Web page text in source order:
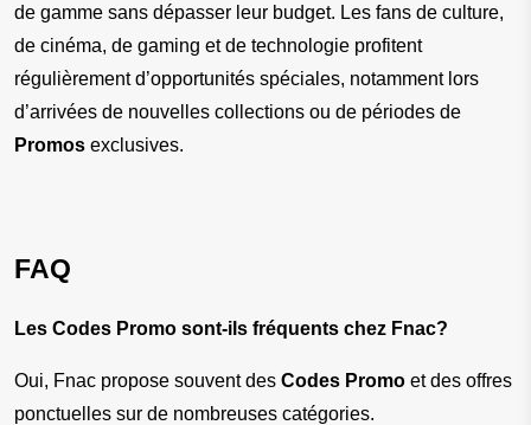
de gamme sans dépasser leur budget. Les fans de culture,
de cinéma, de gaming et de technologie profitent
régulièrement d’opportunités spéciales, notamment lors
Promos exclusives.
FAQ
Les Codes Promo sont-ils fréquents chez Fnac?
Oui, Fnac propose souvent des Codes Promo et des offres
ponctuelles sur de nombreuses catégories.